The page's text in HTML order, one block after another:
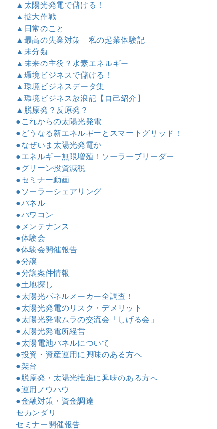
▲太陽光発電で儲ける！
▲拡大作戦
▲日常のこと
▲最高の失業対策 私の起業体験記
▲未分類
▲未来の主役？水素エネルギー
▲環境ビジネスで儲ける！
▲環境ビジネスデータ集
▲環境ビジネス放浪記【自己紹介】
▲脱原発？反原発？
●これからの太陽光発電
●どうなる新エネルギーとスマートグリッド！
●なぜいま太陽光発電か
●エネルギー無限増殖！ソーラーブリーダー
●グリーン投資減税
●セミナー動画
●ソーラーシェアリング
●パネル
●パワコン
●メンテナンス
●体験会
●体験会開催報告
●分譲
●分譲案件情報
●土地探し
●太陽光パネルメーカー全調査！
●太陽光発電のリスク・デメリット
●太陽光発電ムラの交流会「しげる会」
●太陽光発電所経営
●太陽電池パネルについて
●投資・資産運用に興味のある方へ
●架台
●脱原発・太陽光推進に興味のある方へ
●運用ノウハウ
●金融対策・資金調達
セカンダリ
セミナー開催報告